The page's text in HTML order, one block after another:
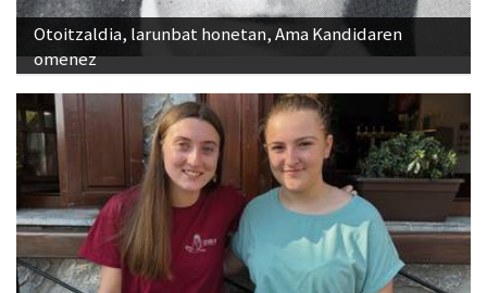
Otoitzaldia, larunbat honetan, Ama Kandidaren
omenez